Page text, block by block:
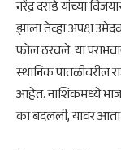
नरेंद्र दराडे यांच्या
झाला तेव्हा अपक्ष
फोल ठरवले. या
स्थानिक पातळीवरील
आहेत. नाशिकमध्ये
का बदलली, यावर आता